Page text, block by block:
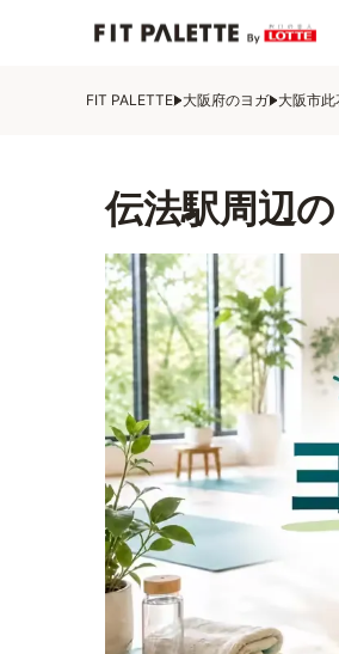
FIT PALETTE 大阪府のヨガ 大阪市
伝法駅周辺